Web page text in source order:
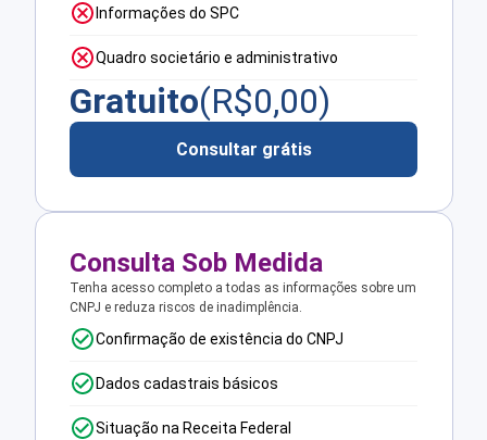
Informações do SPC
Quadro societário e administrativo
Gratuito(R$0,00)
Consultar grátis
Consulta Sob Medida
Tenha acesso completo a todas as informações sobre um
CNPJ e reduza riscos de inadimplência.
Confirmação de existência do CNPJ
Dados cadastrais básicos
Situação na Receita Federal